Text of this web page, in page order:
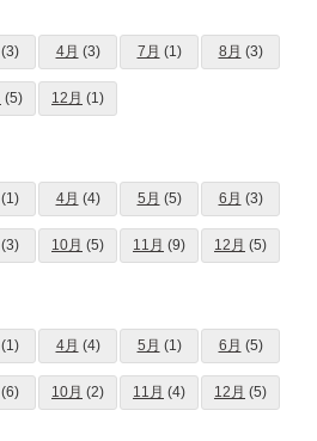
(3) 4月 (3) 7月 (1) 8月 (3)
(5) 12月 (1)
(1) 4月 (4) 5月 (5) 6月 (3)
(3) 10月 (5) 11月 (9) 12月 (5)
(1) 4月 (4) 5月 (1) 6月 (5)
(6) 10月 (2) 11月 (4) 12月 (5)